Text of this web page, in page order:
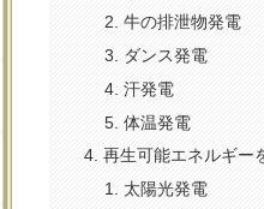
牛の排泄物発電
ダンス発電
汗発電
体温発電
再生可能エネルギー
太陽光発電